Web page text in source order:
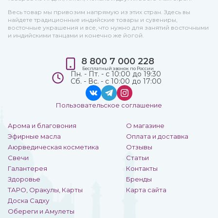
Весь товар мы привозим напрямую из этих стран. Здесь вы
найдете традиционные индийские товары и сувениры,
восточные украшения и все, что нужно для занятий восточными
и индийскими танцами и конечно же йогой.
Арома и благовония
Эфирные масла
Аюрведическая косметика
Свечи
Галантерея
Здоровье
ТАРО, Оракулы, Карты
Доска Садху
Обереги и Амулеты
О магазине
Оплата и доставка
Отзывы
Статьи
Контакты
Бренды
Карта сайта
8 800 7 000 228
Бесплатный звонок по России
Пн. - Пт. - с 10:00 до 19:30
Сб. - Вс. - с 10:00 до 17:00
Пользовательское соглашение